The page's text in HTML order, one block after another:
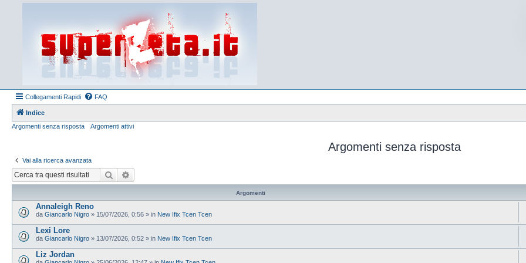
Collegamenti Rapidi FAQ
Indice
Argomenti senza risposta
Argomenti attivi
Argomenti senza risposta
Vai alla ricerca avanzata
Cerca
Argomenti
Annaleigh Reno
da Giancarlo Nigro » 15/07/2026, 0:56 » in New Ifix Tcen Tcen
Lexi Lore
da Giancarlo Nigro » 13/07/2026, 0:52 » in New Ifix Tcen Tcen
Liz Jordan